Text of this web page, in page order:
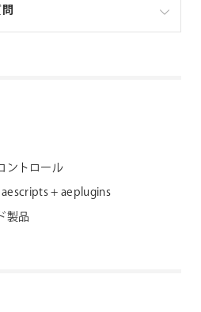
グライセンスの取扱いがあり
社 フローティングライセン
ントロール
aescripts + aeplugins
製品